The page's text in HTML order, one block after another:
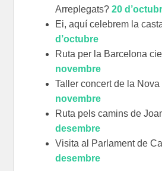
Arreplegats?20
Ei, aquí celebrem la
d’octubre
Ruta per la Barcelona
novembre
Taller concert de la
novembre
Ruta pels camins de
desembre
Visita al Parlament de
desembre